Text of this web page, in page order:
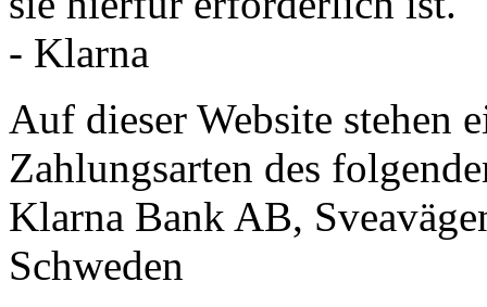
- Klarna
Auf dieser Website stehen
Zahlungsarten des
Klarna Bank AB,
Schweden